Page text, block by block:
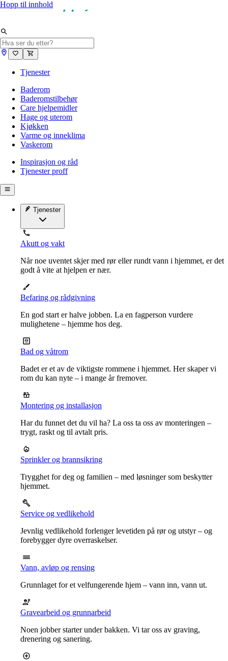
Hopp til innhold
Tjenester
Baderom
Baderomstilbehør
Care hjelpemidler
Hage og uterom
Kjøkken
Varme og inneklima
Vaskerom
Inspirasjon og råd
Tjenester proff
Tjenester
Akutt og vakt
Når noe uventet skjer med rør eller rundt vann i hjemmet, er det
godt å vite at hjelpen er nær.
Befaring og rådgivning
En god start er halve jobben. La en fagperson vurdere
mulighetene – hjemme hos deg.
Bad og våtrom
Badet er et av de viktigste rommene i hjemmet. Her skaper vi
rom du kan nyte – i mange år fremover.
Montering og installasjon
Har du funnet det du vil ha? La oss ta oss av monteringen –
trygt, raskt og til avtalt pris.
Sprinkler og brannsikring
Trygghet for deg og familien – med løsninger som beskytter
hjemmet.
Service og vedlikehold
Jevnlig vedlikehold forlenger levetiden på rør og utstyr – og
forebygger dyre overraskelser.
Vann, avløp og rensing
Grunnlaget for et velfungerende hjem – vann inn, vann ut.
Gravearbeid og grunnarbeid
Noen jobber starter under bakken. Vi tar oss av graving,
drenering og sanering.